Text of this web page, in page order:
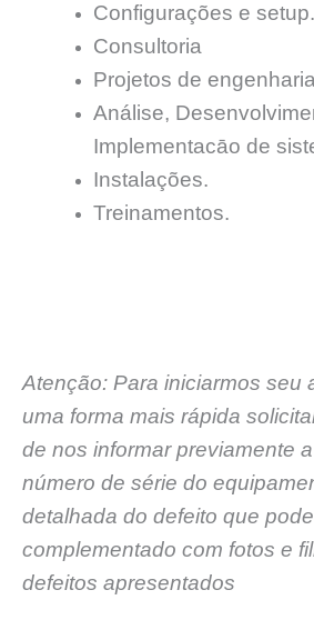
Configurações e setup.
Consultoria
Projetos de
Análise,
Implementacāo de
Instalações.
Treinamentos.
Atenção: Para iniciarmos seu
uma forma mais rápida
de nos informar previamente
número de série do
detalhada do defeito que
complementado com fotos e
defeitos apresentados